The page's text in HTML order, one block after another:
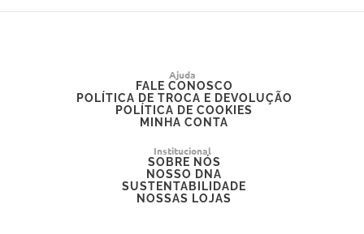
Ajuda
FALE CONOSCO
POLÍTICA DE TROCA E DEVOLUÇÃO
POLÍTICA DE COOKIES
MINHA CONTA
Institucional
SOBRE NÓS
NOSSO DNA
SUSTENTABILIDADE
NOSSAS LOJAS